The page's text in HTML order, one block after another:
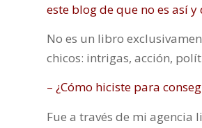
este blog de que no es así y
No es un libro
chicos: intrigas, acción,
– ¿Cómo hiciste para
Fue a través de mi